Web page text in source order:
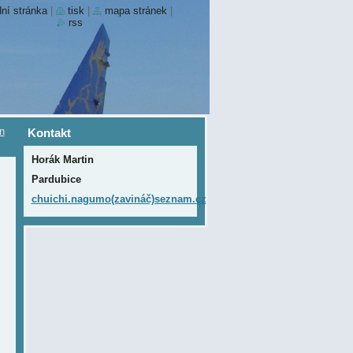
Kontakt
Horák Martin
Pardubice
chuichi.nagumo(zavináč)seznam.cz
stránka tisk mapa stránek
rss